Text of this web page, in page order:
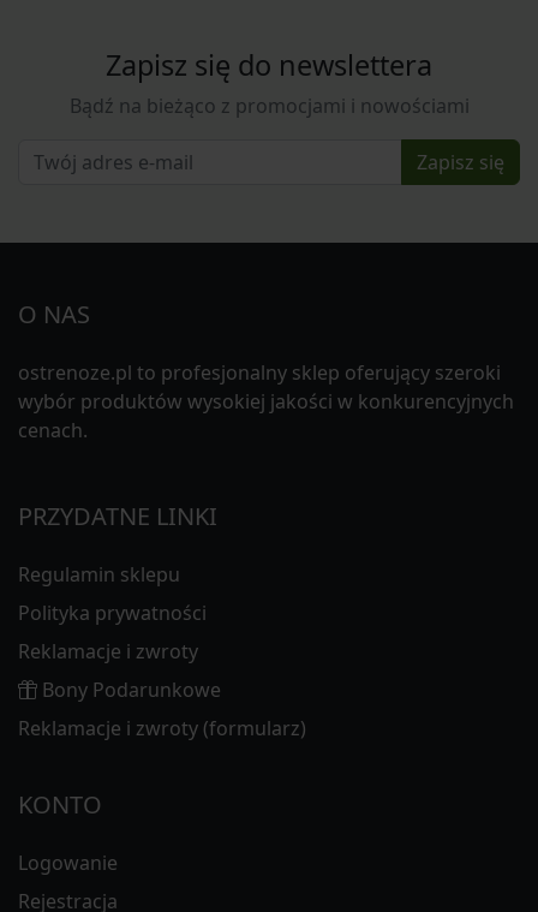
Zapisz się do newslettera
Bądź na bieżąco z promocjami i nowościami
Zapisz się
O NAS
ostrenoze.pl to profesjonalny sklep oferujący szeroki
wybór produktów wysokiej jakości w konkurencyjnych
cenach.
PRZYDATNE LINKI
Regulamin sklepu
Polityka prywatności
Reklamacje i zwroty
Bony Podarunkowe
Reklamacje i zwroty (formularz)
KONTO
Logowanie
Rejestracja